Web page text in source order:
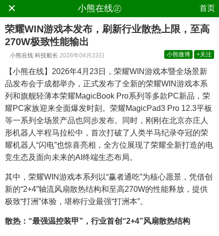
× 小熊在线㊣ 首页
荣耀WIN游戏本发布，刷新行业散热上限，至高
270W极致性能输出
小熊在线 科技船长 2026年04月23日 小熊微博 +关注
【小熊在线】2026年4月23日，荣耀WIN游戏本暨全场景新
品发布会于成都举办，正式发布了全新的荣耀WIN游戏本系
列和旗舰轻薄本荣耀MagicBook Pro系列等多款PC新品，荣
耀PC家族迎来全面爆发时刻。荣耀MagicPad3 Pro 12.3平板
等一系列全场景产品也同步发布。同时，刚刚在北京亦庄人
形机器人半程马拉松中，首次打破了人类半马纪录夺冠的荣
耀机器人“闪电”也惊喜亮相，全方位展现了荣耀全新打造的电
竞生态及面向未来的AI终端生态布局。
其中，荣耀WIN游戏本系列以“赢者通吃”为核心愿景，凭借创
新的“2+4”轴流风扇散热结构和至高270W的性能释放，提供
极致“打洲”体验，堪称行业最强“打洲本”。
散热：“最强温控装甲”，行业首创“2+4”风扇散热结构